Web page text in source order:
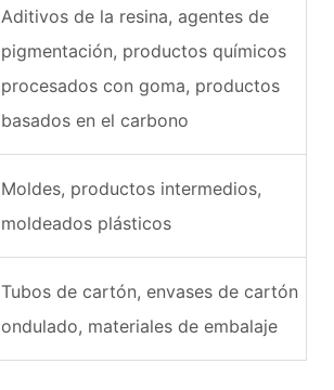
Aditivos de la resina, agentes de
pigmentación, productos químicos
procesados con goma, productos
basados en el carbono
Moldes, productos intermedios,
moldeados plásticos
Tubos de cartón, envases de cartón
ondulado, materiales de embalaje